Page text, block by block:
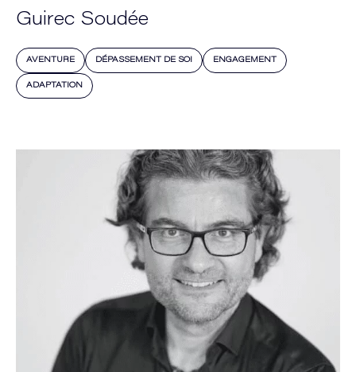
Guirec Soudée
AVENTURE DÉPASSEMENT DE SOI ENGAGEMENT
ADAPTATION